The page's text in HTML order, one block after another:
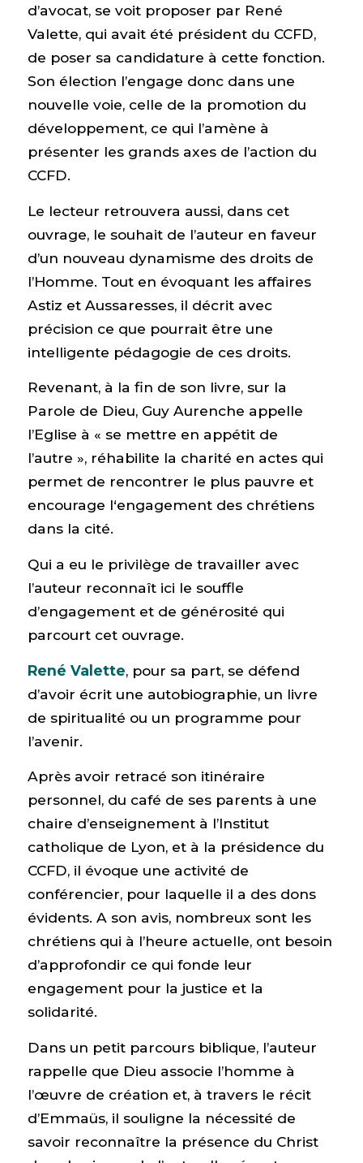
d’avocat, se voit proposer par René
Valette, qui avait été président du CCFD,
de poser sa candidature à cette fonction.
Son élection l’engage donc dans une
nouvelle voie, celle de la promotion du
développement, ce qui l’amène à
présenter les grands axes de l’action du
CCFD.
Le lecteur retrouvera aussi, dans cet
ouvrage, le souhait de l’auteur en faveur
d’un nouveau dynamisme des droits de
l’Homme. Tout en évoquant les affaires
Astiz et Aussaresses, il décrit avec
précision ce que pourrait être une
intelligente pédagogie de ces droits.
Revenant, à la fin de son livre, sur la
Parole de Dieu, Guy Aurenche appelle
l’Eglise à « se mettre en appétit de
l’autre », réhabilite la charité en actes qui
permet de rencontrer le plus pauvre et
encourage l‘engagement des chrétiens
dans la cité.
Qui a eu le privilège de travailler avec
l’auteur reconnaît ici le souffle
d’engagement et de générosité qui
parcourt cet ouvrage.
René Valette, pour sa part, se défend
d’avoir écrit une autobiographie, un livre
de spiritualité ou un programme pour
l’avenir.
Après avoir retracé son itinéraire
personnel, du café de ses parents à une
chaire d’enseignement à l’Institut
catholique de Lyon, et à la présidence du
CCFD, il évoque une activité de
conférencier, pour laquelle il a des dons
évidents. A son avis, nombreux sont les
chrétiens qui à l’heure actuelle, ont besoin
d’approfondir ce qui fonde leur
engagement pour la justice et la
solidarité.
Dans un petit parcours biblique, l’auteur
rappelle que Dieu associe l’homme à
l’œuvre de création et, à travers le récit
d’Emmaüs, il souligne la nécessité de
savoir reconnaître la présence du Christ